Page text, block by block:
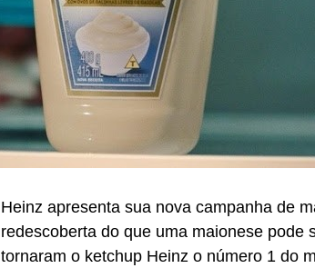
Heinz apresenta sua nova campanha de
redescoberta do que uma maionese pode
tornaram o ketchup Heinz o número 1 do